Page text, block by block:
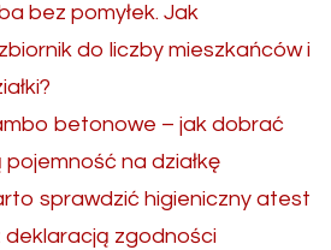
bez pomyłek. Jak
do liczby mieszkańców i
betonowe – jak dobrać
na działkę
sprawdzić higieniczny atest
deklaracją zgodności